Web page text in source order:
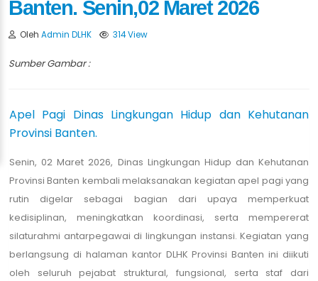
Banten. Senin,02 Maret 2026
Oleh Admin DLHK 314 View
Sumber Gambar :
Apel Pagi Dinas Lingkungan Hidup dan Kehutanan
Provinsi Banten.
Senin, 02 Maret 2026, Dinas Lingkungan Hidup dan Kehutanan
Provinsi Banten kembali melaksanakan kegiatan apel pagi yang
rutin digelar sebagai bagian dari upaya memperkuat
kedisiplinan, meningkatkan koordinasi, serta mempererat
silaturahmi antarpegawai di lingkungan instansi. Kegiatan yang
berlangsung di halaman kantor DLHK Provinsi Banten ini diikuti
oleh seluruh pejabat struktural, fungsional, serta staf dari